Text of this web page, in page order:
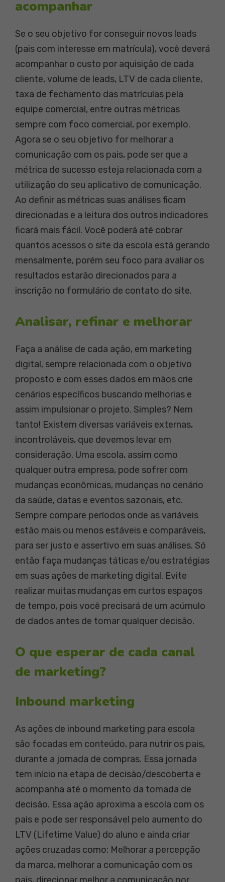
acompanhar
Se o seu objetivo for conseguir novos leads
(pais com interesse em matrícula), você deverá
acompanhar o custo por aquisição de cada
cliente, volume de leads, LTV de cada cliente,
taxa de fechamento das matrículas pela
equipe comercial, entre outras métricas
sempre com foco comercial, por exemplo.
Agora se o seu objetivo for melhorar a
comunicação com os pais, pode ser que a
métrica de sucesso esteja relacionada com a
utilização do seu aplicativo de comunicação.
Ao definir as métricas suas análises ficam
direcionadas e a leitura dos outros indicadores
ficará mais fácil. Você poderá até cobrar
quantos acessos o site da escola está gerando
mensalmente, porém seu foco para avaliar os
resultados estarão direcionados para a
inscrição no formulário de contato do site.
Analisar, refinar e melhorar
Faça a análise de cada ação, em marketing
digital, sempre relacionada com o objetivo
proposto e com esses dados em mãos crie
cenários específicos buscando melhorias e
assim impulsionar o projeto. Simples? Nem
tanto! Existem diversas variáveis externas,
incontroláveis, que devemos levar em
consideração. Uma escola, assim como
qualquer outra empresa, pode sofrer com
mudanças econômicas, mudanças no cenário
da saúde, datas e eventos sazonais, etc.
Sempre compare períodos onde as variáveis
estão mais ou menos estáveis e comparáveis,
para ser justo e assertivo em suas análises. Só
então faça mudanças táticas e/ou estratégias
em suas ações de marketing digital. Evite
realizar muitas mudanças em curtos espaços
de tempo, pois você precisará de um acúmulo
de dados antes de tomar qualquer decisão.
O que esperar de cada canal
de marketing?
Inbound marketing
As ações de inbound marketing para escola
são focadas em conteúdo, para nutrir os pais,
durante a jornada de compras. Essa jornada
tem início na etapa de decisão/descoberta e
acompanha até o momento da tomada de
decisão. Essa ação aproxima a escola com os
pais e pode ser responsável pelo aumento do
LTV (Lifetime Value) do aluno e ainda criar
ações cruzadas como: Melhorar a percepção
da marca, melhorar a comunicação com os